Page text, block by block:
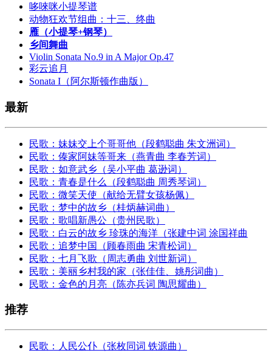
哆唻咪小提琴谱
动物狂欢节组曲：十三、终曲
雁（小提琴+钢琴）
乡间舞曲
Violin Sonata No.9 in A Major Op.47
彩云追月
Sonata I（阿尔斯顿作曲版）
最新
民歌：妹妹交上个哥哥他（段鹤聪曲 朱文洲词）
民歌：傣家阿妹等哥来（燕青曲 李春芳词）
民歌：如意武乡（吴小平曲 葛逊词）
民歌：青春是什么（段鹤聪曲 周秀琴词）
民歌：微笑天使（献给无臂女孩杨佩）
民歌：梦中的故乡（桂炳赫词曲）
民歌：歌唱新愚公（贵州民歌）
民歌：白云的故乡 珍珠的海洋（张建中词 涂国祥曲
民歌：追梦中国（顾春雨曲 宋青松词）
民歌：七月飞歌（周志勇曲 刘世新词）
民歌：美丽乡村我的家（张佳佳、姚彤词曲）
民歌：金色的月亮（陈亦兵词 陶思耀曲）
推荐
民歌：人民公仆（张枚同词 铁源曲）